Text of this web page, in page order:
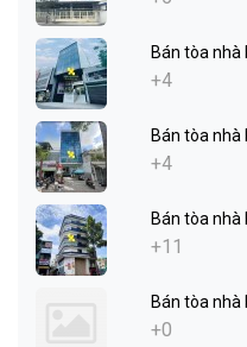
Bán tòa nhà
+4
Bán tòa nhà
+4
Bán tòa nhà
+11
Bán tòa nhà
+0